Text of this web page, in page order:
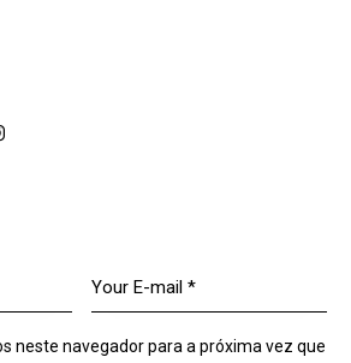
neste navegador para a próxima vez que